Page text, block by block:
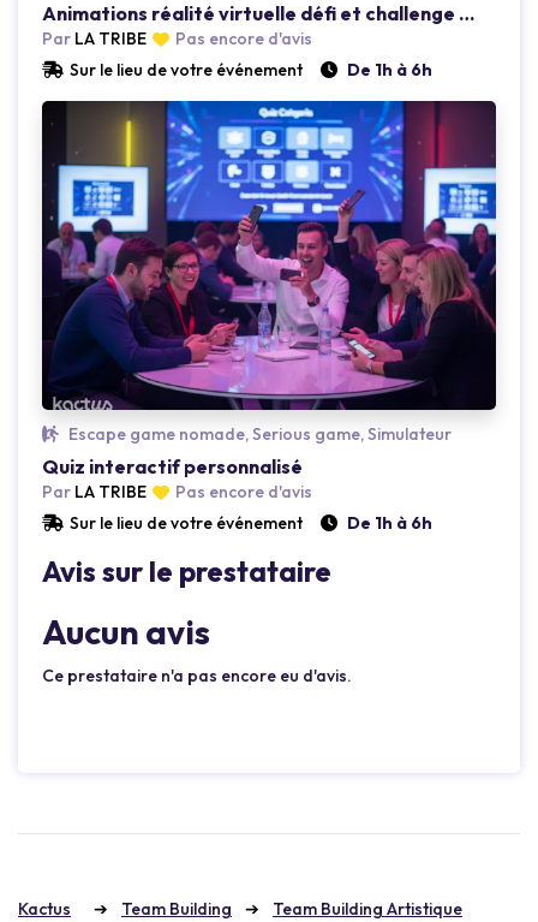
Animations réalité virtuelle défi et challenge team building
Par LA TRIBE
Pas encore d'avis
Sur le lieu de votre événement
De 1h à 6h
Loading...
Escape game nomade, Serious game, Simulateur
Quiz interactif personnalisé
Par LA TRIBE
Pas encore d'avis
Sur le lieu de votre événement
De 1h à 6h
Avis sur le prestataire
Aucun avis
Ce prestataire n'a pas encore eu d'avis.
Kactus Team Building
Team Building Artistique